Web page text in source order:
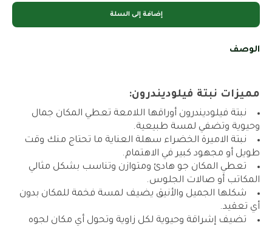
إضافة إلى السلة
الوصف
مميزات نبتة فيلوديندرون:
نبتة فيلوديندرون أوراقها اللامعة تعطي المكان جمال
وحيوية وتضفي لمسة طبيعية.
نبتة الاميرة الخضراء سهلة العناية ما تحتاج منك وقت
طويل أو مجهود كبير في الاهتمام.
تعطي المكان جو هادئ ومتوازن وتناسب بشكل مثالي
المكاتب أو صالات الجلوس.
شكلها الجميل والأنيق يضيف لمسة فخمة للمكان بدون
أي تعقيد.
تضيف إشراقة وحيوية لكل زاوية وتحول أي مكان لجوه